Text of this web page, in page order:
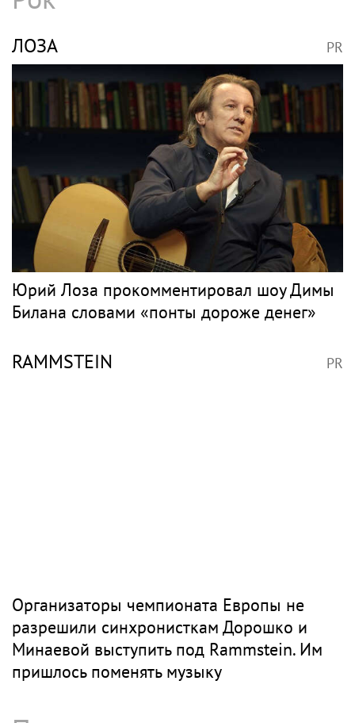
ЛОЗА PR
Юрий Лоза прокомментировал шоу Димы
Билана словами «понты дороже денег»
RAMMSTEIN PR
Организаторы чемпионата Европы не
разрешили синхронисткам Дорошко и
Минаевой выступить под Rammstein. Им
пришлось поменять музыку